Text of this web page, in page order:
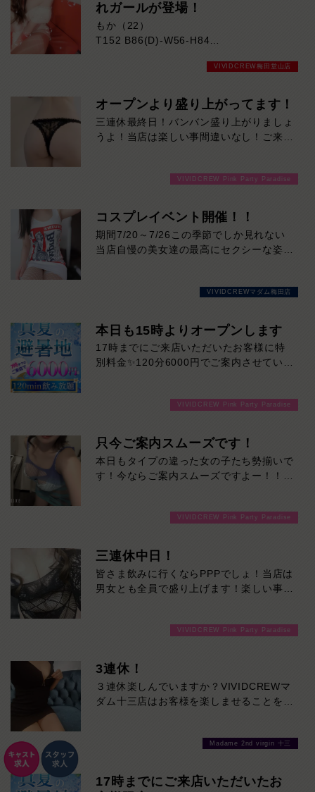
う、
そんな魅力を持った女の子です。
今だけの新人期間をお見逃しなく。
れガールが登場！
もか（22）
T152 B86(D)-W56-H84
思わず目を奪われる、えくぼがチャームポ
天使のような笑顔はまさに反則級。
その無邪気な微笑みに、気づけば心を撃ち
抜かれてしまうはず…。
さらに抜群の愛嬌と親しみやすさで、初対
癒しとトキメキを同時に味わえる、今注目
この魅力は実際に会ってこそ伝わるもの。
ぜひ一度、彼女に会いに来てください！！
VIVIDCREW梅田堂山店
オープンより盛り上がってます！
三連休最終日！バンバン盛り上がりましょ
うよ！当店は楽しい事間違いなし！ご来店
VIVIDCREW Pink Party Paradise
コスプレイベント開催！！
期間7/20～7/26この季節でしか見れない
当店自慢の美女達の最高にセクシーな姿で
VIVIDCREWマダム梅田店
本日も15時よりオープンします
17時までにご来店いただいたお客様に特
別料金✨120分6000円でご案内させていた
VIVIDCREW Pink Party Paradise
只今ご案内スムーズです！
本日もタイプの違った女の子たち勢揃いで
す！今ならご案内スムーズですよー！！ご
VIVIDCREW Pink Party Paradise
三連休中日！
皆さま飲みに行くならPPPでしょ！当店は
男女とも全員で盛り上げます！楽しい事間
VIVIDCREW Pink Party Paradise
3連休！
３連休楽しんでいますか？VIVIDCREWマ
ダム十三店はお客様を楽しませることをお
Madame 2nd virgin 十三
17時までにご来店いただいたお